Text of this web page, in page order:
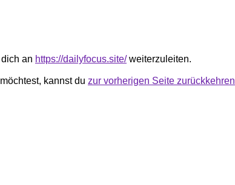
an https://dailyfocus.site/weiterzuleiten.
kannst du zur vorherigen Seite zurückkehren